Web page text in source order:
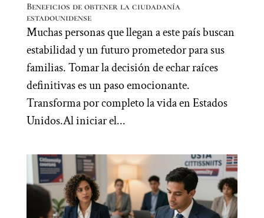
Beneficios de obtener la ciudadanía
estadounidense
Muchas personas que llegan a este país buscan
estabilidad y un futuro prometedor para sus
familias. Tomar la decisión de echar raíces
definitivas es un paso emocionante.
Transforma por completo la vida en Estados
Unidos.Al iniciar el...